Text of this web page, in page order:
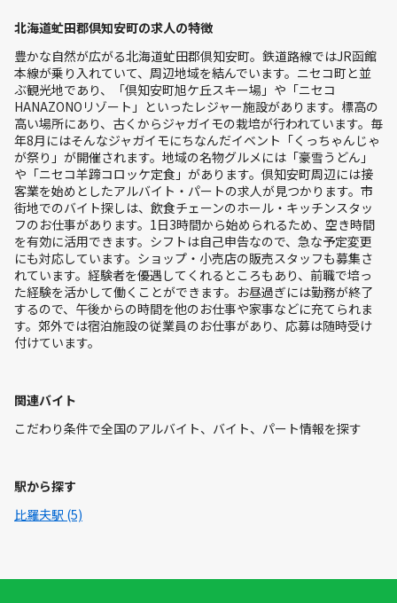
北海道虻田郡倶知安町の求人の特徴
豊かな自然が広がる北海道虻田郡倶知安町。鉄道路線ではJR函館
本線が乗り入れていて、周辺地域を結んでいます。ニセコ町と並
ぶ観光地であり、「倶知安町旭ケ丘スキー場」や「ニセコ
HANAZONOリゾート」といったレジャー施設があります。標高の
高い場所にあり、古くからジャガイモの栽培が行われています。毎
年8月にはそんなジャガイモにちなんだイベント「くっちゃんじゃ
が祭り」が開催されます。地域の名物グルメには「豪雪うどん」
や「ニセコ羊蹄コロッケ定食」があります。倶知安町周辺には接
客業を始めとしたアルバイト・パートの求人が見つかります。市
街地でのバイト探しは、飲食チェーンのホール・キッチンスタッ
フのお仕事があります。1日3時間から始められるため、空き時間
を有効に活用できます。シフトは自己申告なので、急な予定変更
にも対応しています。ショップ・小売店の販売スタッフも募集さ
れています。経験者を優遇してくれるところもあり、前職で培っ
た経験を活かして働くことができます。お昼過ぎには勤務が終了
するので、午後からの時間を他のお仕事や家事などに充てられま
す。郊外では宿泊施設の従業員のお仕事があり、応募は随時受け
付けています。
関連バイト
こだわり条件で全国のアルバイト、バイト、パート情報を探す
駅から探す
比羅夫駅 (5)